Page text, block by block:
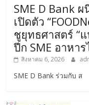
SME D Bank
เปิดตัว
ชูยุทธศาสตร์ “
ปีก SME อาหา
สิงหาคม 6, 2026
SME D Bank ร่วมกับ ส